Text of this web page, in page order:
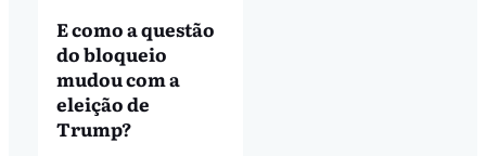
E como a questão
do bloqueio
mudou com a
eleição de
Trump?